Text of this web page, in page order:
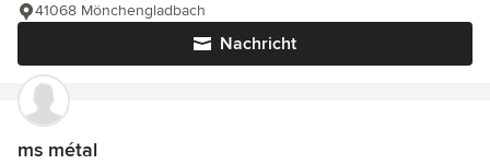
Nachricht
41068 Mönchengladbach
ms métal